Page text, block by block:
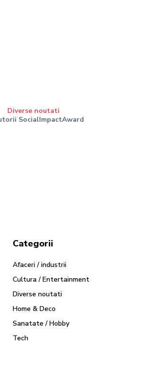
Diverse noutati
SocialImpactAward
Categorii
Afaceri / industrii
Cultura / Entertainment
Diverse noutati
Home & Deco
Sanatate / Hobby
Tech